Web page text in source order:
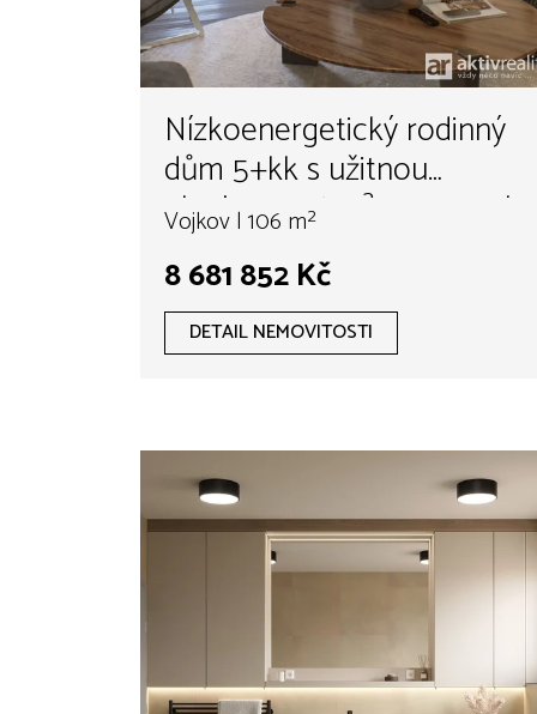
Nízkoenergetický rodinný
dům 5+kk s užitnou
plochou 106 m² , pozemek
802 m², Vojkov u Sedlčan -
hypotéka možná
Vojkov | 106 m²
8 681 852 Kč
DETAIL NEMOVITOSTI